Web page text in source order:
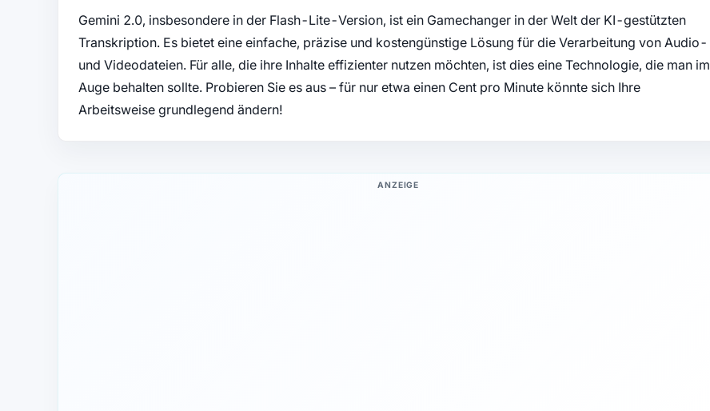
Gemini 2.0, insbesondere in der Flash-Lite-Version, ist ein Gamechanger in der Welt der KI-gestützten
Transkription. Es bietet eine einfache, präzise und kostengünstige Lösung für die Verarbeitung von Audio-
und Videodateien. Für alle, die ihre Inhalte effizienter nutzen möchten, ist dies eine Technologie, die man im
Auge behalten sollte. Probieren Sie es aus – für nur etwa einen Cent pro Minute könnte sich Ihre
Arbeitsweise grundlegend ändern!
ANZEIGE